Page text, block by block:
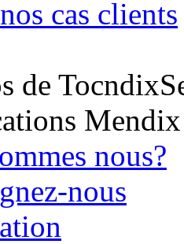
cas clients
de Tocndix
Mendix
nous?
nous